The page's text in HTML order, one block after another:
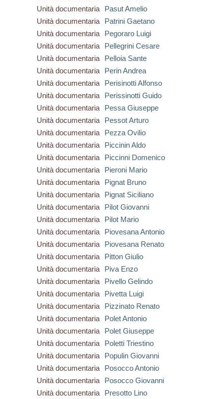
Unità documentaria
Pasut Amelio
Unità documentaria
Patrini Gaetano
Unità documentaria
Pegoraro Luigi
Unità documentaria
Pellegrini Cesare
Unità documentaria
Pelloia Sante
Unità documentaria
Perin Andrea
Unità documentaria
Perisinotti Alfonso
Unità documentaria
Perissinotti Guido
Unità documentaria
Pessa Giuseppe
Unità documentaria
Pessot Arturo
Unità documentaria
Pezza Ovilio
Unità documentaria
Piccinin Aldo
Unità documentaria
Piccinni Domenico
Unità documentaria
Pieroni Mario
Unità documentaria
Pignat Bruno
Unità documentaria
Pignat Siciliano
Unità documentaria
Pilot Giovanni
Unità documentaria
Pilot Mario
Unità documentaria
Piovesana Antonio
Unità documentaria
Piovesana Renato
Unità documentaria
Pitton Giulio
Unità documentaria
Piva Enzo
Unità documentaria
Pivello Gelindo
Unità documentaria
Pivetta Luigi
Unità documentaria
Pizzinato Renato
Unità documentaria
Polet Antonio
Unità documentaria
Polet Giuseppe
Unità documentaria
Poletti Triestino
Unità documentaria
Populin Giovanni
Unità documentaria
Posocco Antonio
Unità documentaria
Posocco Giovanni
Unità documentaria
Presotto Lino